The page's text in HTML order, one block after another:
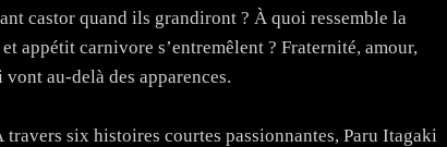
castor quand ils grandiront ? À quoi ressemble la
appétit carnivore s’entremêlent ? Fraternité, amour,
au-delà des apparences.
six histoires courtes passionnantes, Paru Itagaki